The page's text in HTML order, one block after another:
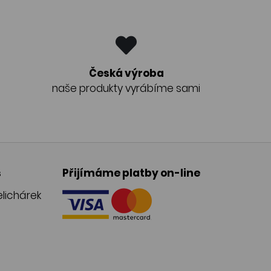
Česká výroba
naše produkty vyrábíme sami
Přijímáme platby on-line